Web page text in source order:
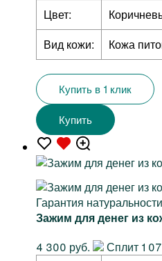
Цвет:
Вид кожи:
Кожа
Купить в 1 клик
Купить
Гарантия
Зажим для денег из
4 300 руб.
Сплит 1